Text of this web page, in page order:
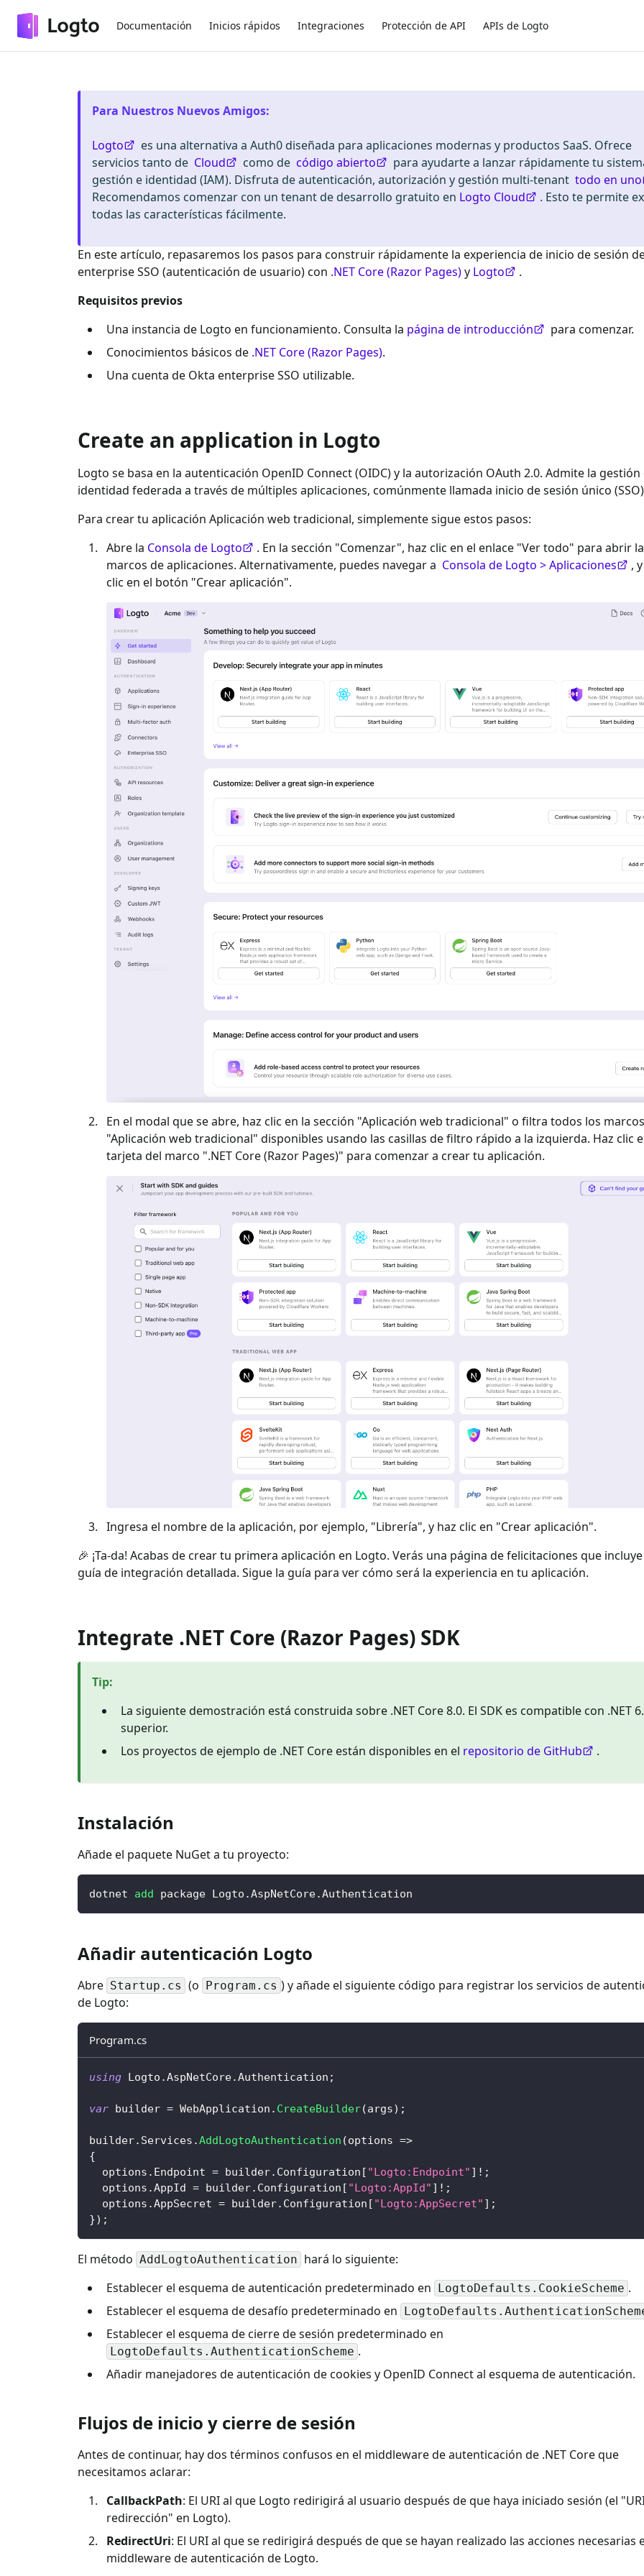
Documentación Inicios rápidos Integraciones Protección de API APIs de Logto
Para Nuestros Nuevos Amigos:
Logto
es una alternativa a Auth0 diseñada para aplicaciones modernas y productos SaaS. Ofrece
servicios tanto de Cloud como de código abierto
para ayudarte a lanzar rápidamente tu
gestión e identidad (IAM). Disfruta de autenticación, autorización y gestión multi-tenant todo en uno
Recomendamos comenzar con un tenant de desarrollo gratuito en Logto Cloud
. Esto te permite
todas las características fácilmente.
En este artículo, repasaremos los pasos para construir rápidamente la experiencia de inicio de sesión
enterprise SSO (autenticación de usuario) con .NET Core (Razor Pages)y Logto
.
Requisitos previos
Una instancia de Logto en funcionamiento. Consulta la página de introducción
para comenzar.
Conocimientos básicos de .NET Core (Razor Pages).
Una cuenta de Okta enterprise SSO utilizable.
Create an application in Logto
Logto se basa en la autenticación OpenID Connect (OIDC) y la autorización OAuth 2.0. Admite la gestión
identidad federada a través de múltiples aplicaciones, comúnmente llamada inicio de sesión único
Para crear tu aplicación Aplicación web tradicional, simplemente sigue estos pasos:
Abre la Consola de Logto
. En la sección "Comenzar", haz clic en el enlace "Ver todo" para abrir
marcos de aplicaciones. Alternativamente, puedes navegar a Consola de Logto > Aplicaciones
,
clic en el botón "Crear aplicación".
En el modal que se abre, haz clic en la sección "Aplicación web tradicional" o filtra todos los marcos
"Aplicación web tradicional" disponibles usando las casillas de filtro rápido a la izquierda. Haz clic
tarjeta del marco ".NET Core (Razor Pages)" para comenzar a crear tu aplicación.
Ingresa el nombre de la aplicación, por ejemplo, "Librería", y haz clic en "Crear aplicación".
🎉 ¡Ta-da! Acabas de crear tu primera aplicación en Logto. Verás una página de felicitaciones que
guía de integración detallada. Sigue la guía para ver cómo será la experiencia en tu aplicación.
Integrate .NET Core (Razor Pages) SDK
Tip:
La siguiente demostración está construida sobre .NET Core 8.0. El SDK es compatible con .NET
superior.
Los proyectos de ejemplo de .NET Core están disponibles en el repositorio de GitHub .
Instalación
Añade el paquete NuGet a tu proyecto:
dotnet add package Logto.AspNetCore.Authentication
Añadir autenticación Logto
Abre Startup.cs (o Program.cs ) y añade el siguiente código para registrar los servicios de
de Logto:
Program.cs
using Logto .AspNetCore.Authentication ;
var builder = WebApplication . CreateBuilder(args) ;
builder. Services .AddLogtoAuthentication (options =>
{
  options
. Endpoint = builder. Configuration [ "Logto:Endpoint" ] ! ;
  options
.AppId = builder. Configuration [ "Logto:AppId" ] ! ;
  options
.AppSecret = builder. Configuration [ "Logto:AppSecret" ] ;
}) ;
El método AddLogtoAuthentication hará lo siguiente:
Establecer el esquema de autenticación predeterminado en
LogtoDefaults.CookieScheme .
Establecer el esquema de desafío predeterminado en
Establecer el esquema de cierre de sesión predeterminado en
LogtoDefaults.AuthenticationScheme .
Añadir manejadores de autenticación de cookies y OpenID Connect al esquema de autenticación.
Flujos de inicio y cierre de sesión
Antes de continuar, hay dos términos confusos en el middleware de autenticación de .NET Core que
necesitamos aclarar:
CallbackPath: El URI al que Logto redirigirá al usuario después de que haya iniciado sesión (el
redirección" en Logto).
RedirectUri: El URI al que se redirigirá después de que se hayan realizado las acciones necesarias
middleware de autenticación de Logto.